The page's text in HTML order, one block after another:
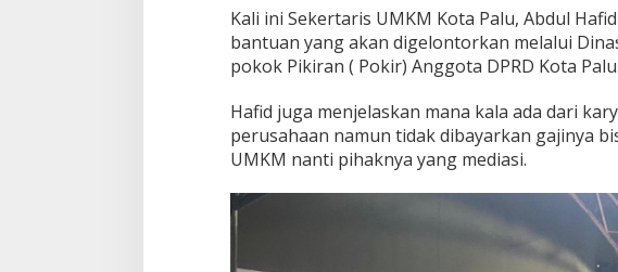
Kali ini Sekertaris UMKM Kota Palu, Abdul
bantuan yang akan digelontorkan melalui
pokok Pikiran ( Pokir) Anggota DPRD Kota Palu.
Hafid juga menjelaskan mana kala ada dari
perusahaan namun tidak dibayarkan gajinya
UMKM nanti pihaknya yang mediasi.